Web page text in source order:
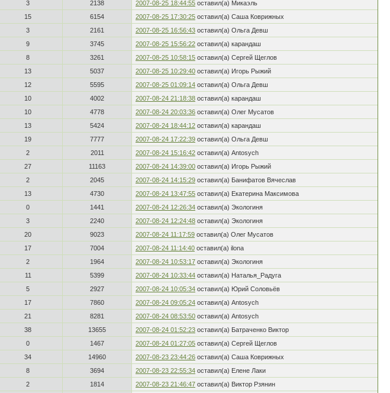
3 2138 2007-08-25 18:44:55 оставил(а) Микаэль
15 6154 2007-08-25 17:30:25 оставил(а) Саша Коврижных
3 2161 2007-08-25 16:56:43 оставил(а) Ольга Девш
9 3745 2007-08-25 15:56:22 оставил(а) карандаш
8 3261 2007-08-25 10:58:15 оставил(а) Сергей Щеглов
13 5037 2007-08-25 10:29:40 оставил(а) Игорь Рыжий
12 5595 2007-08-25 01:09:14 оставил(а) Ольга Девш
10 4002 2007-08-24 21:18:38 оставил(а) карандаш
10 4778 2007-08-24 20:03:36 оставил(а) Олег Мусатов
13 5424 2007-08-24 18:44:12 оставил(а) карандаш
19 7777 2007-08-24 17:22:39 оставил(а) Ольга Девш
2 2011 2007-08-24 15:16:42 оставил(а) Antosych
27 11163 2007-08-24 14:39:00 оставил(а) Игорь Рыжий
2 2045 2007-08-24 14:15:29 оставил(а) Банифатов Вячеслав
13 4730 2007-08-24 13:47:55 оставил(а) Екатерина Максимова
0 1441 2007-08-24 12:26:34 оставил(а) Экологиня
3 2240 2007-08-24 12:24:48 оставил(а) Экологиня
20 9023 2007-08-24 11:17:59 оставил(а) Олег Мусатов
17 7004 2007-08-24 11:14:40 оставил(а) ilona
2 1964 2007-08-24 10:53:17 оставил(а) Экологиня
11 5399 2007-08-24 10:33:44 оставил(а) Наталья_Радуга
5 2927 2007-08-24 10:05:34 оставил(а) Юрий Соловьёв
17 7860 2007-08-24 09:05:24 оставил(а) Antosych
21 8281 2007-08-24 08:53:50 оставил(а) Antosych
38 13655 2007-08-24 01:52:23 оставил(а) Батраченко Виктор
0 1467 2007-08-24 01:27:05 оставил(а) Сергей Щеглов
34 14960 2007-08-23 23:44:26 оставил(а) Саша Коврижных
8 3694 2007-08-23 22:55:34 оставил(а) Елене Лаки
2 1814 2007-08-23 21:46:47 оставил(а) Виктор Рзянин